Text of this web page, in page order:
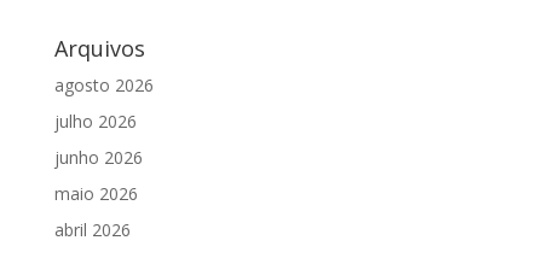
Arquivos
agosto 2026
julho 2026
junho 2026
maio 2026
abril 2026